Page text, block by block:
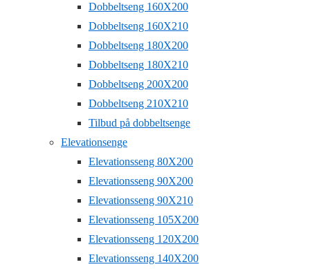
Dobbeltseng 160X200
Dobbeltseng 160X210
Dobbeltseng 180X200
Dobbeltseng 180X210
Dobbeltseng 200X200
Dobbeltseng 210X210
Tilbud på dobbeltsenge
Elevationsenge
Elevationsseng 80X200
Elevationsseng 90X200
Elevationsseng 90X210
Elevationsseng 105X200
Elevationsseng 120X200
Elevationsseng 140X200